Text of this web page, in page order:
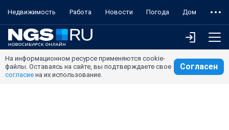
Недвижимость Работа Новости Погода Дом
На информационном ресурсе применяются cookie-
файлы. Оставаясь на сайте, вы подтверждаете свое
согласие на их использование.
Согласен